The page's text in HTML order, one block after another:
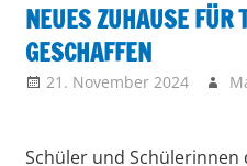
NEUES ZUHAUSE FÜR
GESCHAFFEN
21. November 2024
Schüler und Schülerinnen